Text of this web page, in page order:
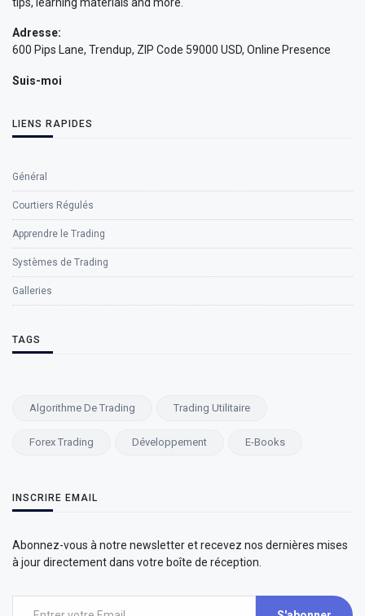
Adresse:
600 Pips Lane, Trendup, ZIP Code 59000 USD, Online Presence
Suis-moi
LIENS RAPIDES
Général
Courtiers Régulés
Apprendre le Trading
Systèmes de Trading
Galleries
TAGS
Algorithme De Trading Trading Utilitaire
Forex Trading Développement E-Books
INSCRIRE EMAIL
Abonnez-vous à notre newsletter et recevez nos dernières mises
à jour directement dans votre boîte de réception.